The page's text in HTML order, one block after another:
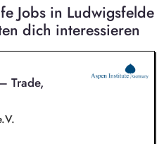
Jobs in Ludwigsfelde
dich interessieren
Trade,